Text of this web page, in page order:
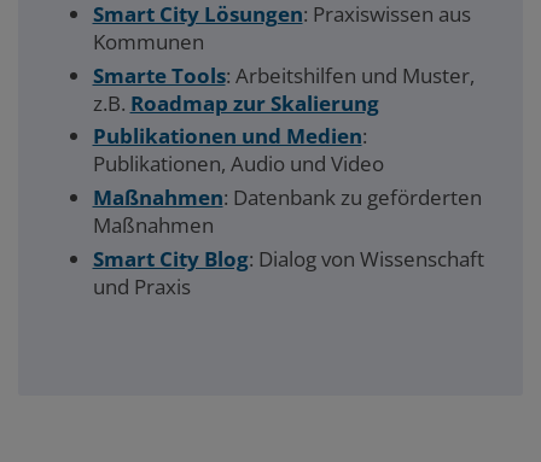
Smart City Lösungen: Praxiswissen aus
Kommunen
Smarte Tools: Arbeitshilfen und Muster,
z.B. Roadmap zur Skalierung
Publikationen und Medien:
Publikationen, Audio und Video
Maßnahmen: Datenbank zu geförderten
Maßnahmen
Smart City Blog: Dialog von Wissenschaft
und Praxis